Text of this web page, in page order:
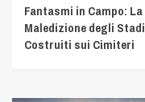
Fantasmi in Campo: La
Maledizione degli Stadi
Costruiti sui Cimiteri